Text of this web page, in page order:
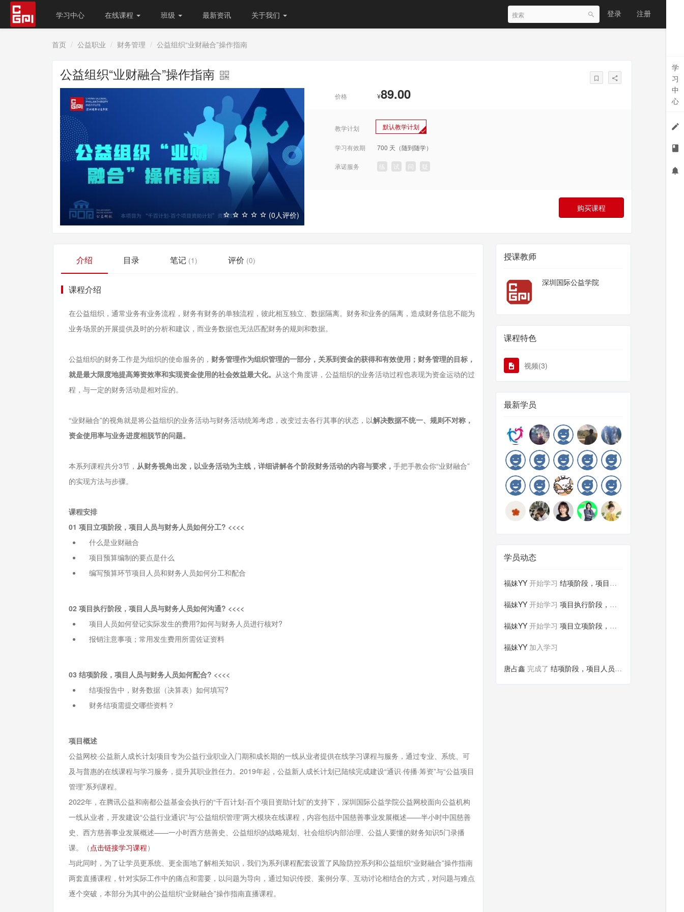
学习中心 在线课程 班级 最新资讯 关于我们 登录 注册
首页 公益职业 财务管理 公益组织“业财融合”操作指南
公益组织“业财融合”操作指南
(0人评价)
价格 ¥89.00
教学计划 默认教学计划
学习有效期 700 天（随到随学）
承诺服务 练 试 问 疑
购买课程
介绍 目录 笔记 (1) 评价 (0)
课程介绍
在公益组织，通常业务有业务流程，财务有财务的单独流程，彼此相互独立、数据隔离。财务和业务的隔离，造成财务信息不能为
业务场景的开展提供及时的分析和建议，而业务数据也无法匹配财务的规则和数据。
公益组织的财务工作是为组织的使命服务的， 财务管理作为组织管理的一部分，关系到资金的获得和有效使用；财务管理的目标，
就是最大限度地提高筹资效率和实现资金使用的社会效益最大化。 从这个角度讲，公益组织的业务活动过程也表现为资金运动的过
程，与一定的财务活动是相对应的。
“业财融合”的视角就是将公益组织的业务活动与财务活动统筹考虑，改变过去各行其事的状态，以解决数据不统一、规则不对称，
资金使用率与业务进度相脱节的问题。
本系列课程共分3节， 从财务视角出发，以业务活动为主线，详细讲解各个阶段财务活动的内容与要求， 手把手教会你“业财融合”
的实现方法与步骤。
课程安排
01 项目立项阶段，项目人员与财务人员如何分工? <<<<
什么是业财融合
项目预算编制的要点是什么
编写预算环节项目人员和财务人员如何分工和配合
02 项目执行阶段，项目人员与财务人员如何沟通? <<<<
项目人员如何登记实际发生的费用?如何与财务人员进行核对?
报销注意事项；常用发生费用所需佐证资料
03 结项阶段，项目人员与财务人员如何配合? <<<<
结项报告中，财务数据（决算表）如何填写?
财务结项需提交哪些资料？
项目概述
公益网校·公益新人成长计划项目专为公益行业职业入门期和成长期的一线从业者提供在线学习课程与服务，通过专业、系统、可
及与普惠的在线课程与学习服务，提升其职业胜任力。2019年起，公益新人成长计划已陆续完成建设“通识·传播·筹资”与“公益项目
管理”系列课程。
2022年，在腾讯公益和南都公益基金会执行的“千百计划-百个项目资助计划”的支持下，深圳国际公益学院公益网校面向公益机构
一线从业者，开发建设“公益行业通识”与“公益组织管理”两大模块在线课程，内容包括中国慈善事业发展概述——半小时中国慈善
史、西方慈善事业发展概述——一小时西方慈善史、公益组织的战略规划、社会组织内部治理、公益人要懂的财务知识5门录播
课。（点击链接学习课程）
与此同时，为了让学员更系统、更全面地了解相关知识，我们为系列课程配套设置了风险防控系列和公益组织“业财融合”操作指南
两套直播课程，针对实际工作中的痛点和需要，以问题为导向，通过知识传授、案例分享、互动讨论相结合的方式，对问题与难点
逐个突破，本部分为其中的公益组织“业财融合”操作指南直播课程。
授课教师
深圳国际公益学院
课程特色
视频(3)
最新学员
学员动态
福妹YY 开始学习 结项阶段，项目人员与财务人员如...
福妹YY 开始学习 项目执行阶段，项目人员与财务人...
福妹YY 开始学习 项目立项阶段，项目人员与财务人...
福妹YY 加入学习
唐占鑫 完成了 结项阶段，项目人员与财务人员如...
学
习
中
心